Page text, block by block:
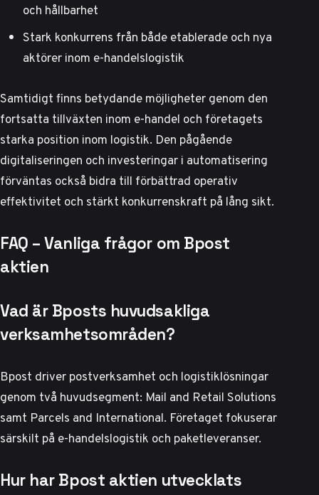
och hållbarhet
Stark konkurrens från både etablerade och nya
aktörer inom e-handelslogistik
Samtidigt finns betydande möjligheter genom den
fortsatta tillväxten inom e-handel och företagets
starka position inom logistik. Den pågående
digitaliseringen och investeringar i automatisering
förväntas också bidra till förbättrad operativ
effektivitet och stärkt konkurrenskraft på lång sikt.
FAQ – Vanliga frågor om Bpost
aktien
Vad är Bposts huvudsakliga
verksamhetsområden?
Bpost driver postverksamhet och logistiklösningar
genom två huvudsegment: Mail and Retail Solutions
samt Parcels and International. Företaget fokuserar
särskilt på e-handelslogistik och paketleveranser.
Hur har Bpost aktien utvecklats